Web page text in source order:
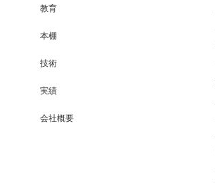
教育
本棚
技術
実績
会社概要